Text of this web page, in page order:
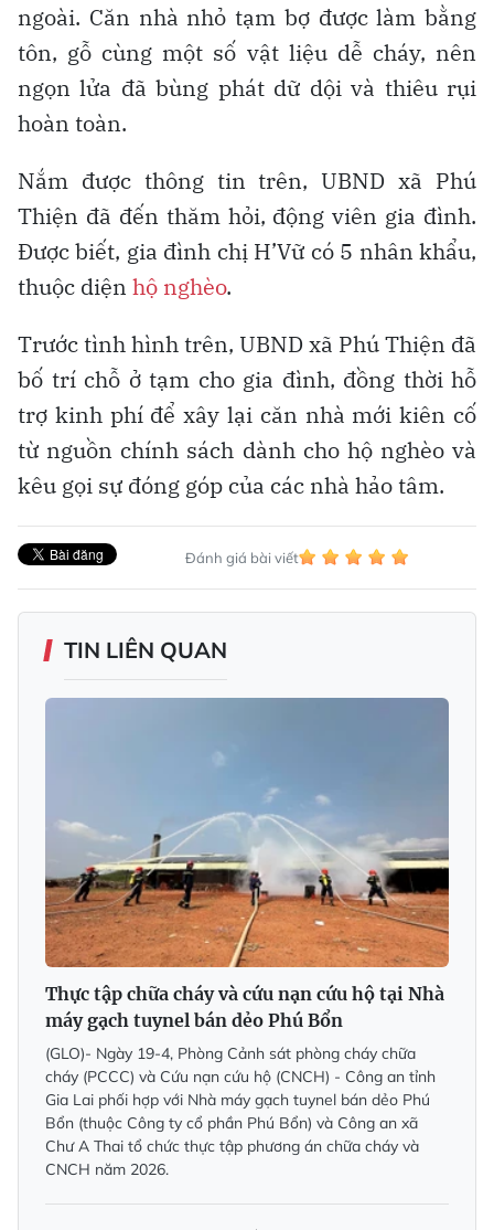
ngoài. Căn nhà nhỏ tạm bợ được làm bằng
tôn, gỗ cùng một số vật liệu dễ cháy, nên
ngọn lửa đã bùng phát dữ dội và thiêu rụi
hoàn toàn.
Nắm được thông tin trên, UBND xã Phú
Thiện đã đến thăm hỏi, động viên gia đình.
Được biết, gia đình chị H’Vữ có 5 nhân khẩu,
thuộc diện hộ nghèo.
Trước tình hình trên, UBND xã Phú Thiện đã
bố trí chỗ ở tạm cho gia đình, đồng thời hỗ
trợ kinh phí để xây lại căn nhà mới kiên cố
từ nguồn chính sách dành cho hộ nghèo và
kêu gọi sự đóng góp của các nhà hảo tâm.
Đánh giá bài viết
TIN LIÊN QUAN
Thực tập chữa cháy và cứu nạn cứu hộ tại Nhà
máy gạch tuynel bán dẻo Phú Bổn
(GLO)- Ngày 19-4, Phòng Cảnh sát phòng cháy chữa
cháy (PCCC) và Cứu nạn cứu hộ (CNCH) - Công an tỉnh
Gia Lai phối hợp với Nhà máy gạch tuynel bán dẻo Phú
Bổn (thuộc Công ty cổ phần Phú Bổn) và Công an xã
Chư A Thai tổ chức thực tập phương án chữa cháy và
CNCH năm 2026.